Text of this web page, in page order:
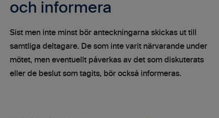
och informera
Sist men inte minst bör anteckningarna skickas ut till
samtliga deltagare. De som inte varit närvarande under
mötet, men eventuellt påverkas av det som diskuterats
eller de beslut som tagits, bör också informeras.